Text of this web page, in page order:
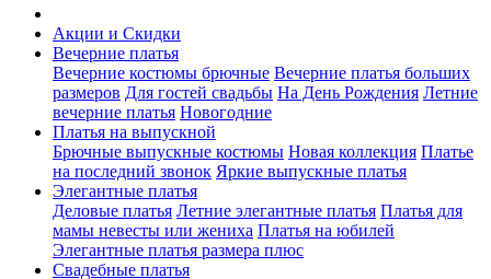
Акции и Скидки
Вечерние платья
Вечерние костюмы брючные Вечерние платья больших
размеров Для гостей свадьбы На День Рождения Летние
вечерние платья Новогодние
Платья на выпускной
Брючные выпускные костюмы Новая коллекция Платье
на последний звонок Яркие выпускные платья
Элегантные платья
Деловые платья Летние элегантные платья Платья для
мамы невесты или жениха Платья на юбилей
Элегантные платья размера плюс
Свадебные платья